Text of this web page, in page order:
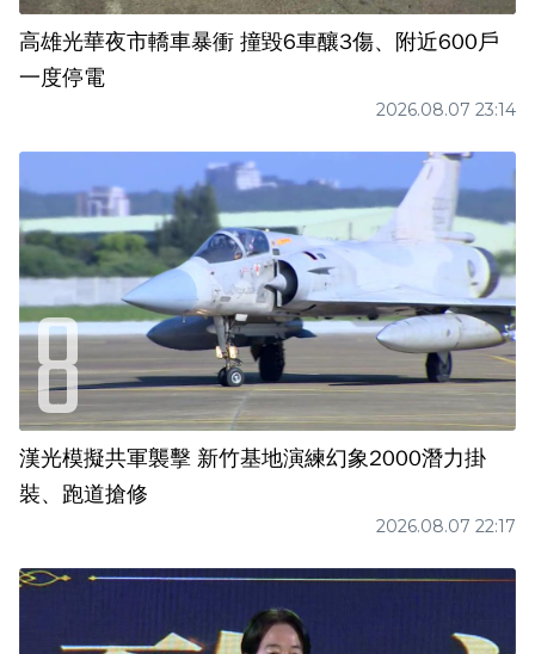
高雄光華夜市轎車暴衝 撞毀6車釀3傷、附近600戶
一度停電
2026.08.07 23:14
漢光模擬共軍襲擊 新竹基地演練幻象2000潛力掛
裝、跑道搶修
2026.08.07 22:17